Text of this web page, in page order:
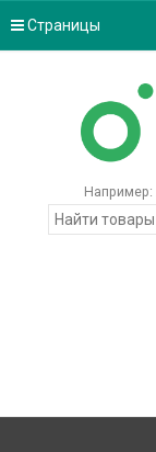
Страницы
Например: